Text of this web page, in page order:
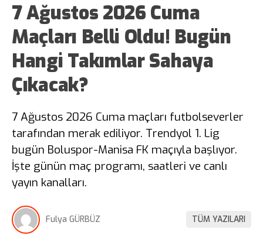
7 Ağustos 2026 Cuma
Maçları Belli Oldu! Bugün
Hangi Takımlar Sahaya
Çıkacak?
7 Ağustos 2026 Cuma maçları futbolseverler
tarafından merak ediliyor. Trendyol 1. Lig
bugün Boluspor-Manisa FK maçıyla başlıyor.
İşte günün maç programı, saatleri ve canlı
yayın kanalları.
Fulya GÜRBÜZ TÜM YAZILARI